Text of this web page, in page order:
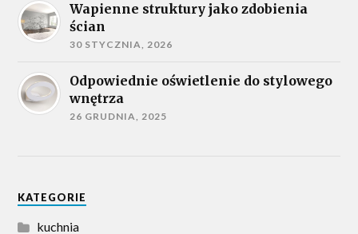
Wapienne struktury jako zdobienia
ścian
30 STYCZNIA, 2026
Odpowiednie oświetlenie do stylowego
wnętrza
26 GRUDNIA, 2025
KATEGORIE
kuchnia